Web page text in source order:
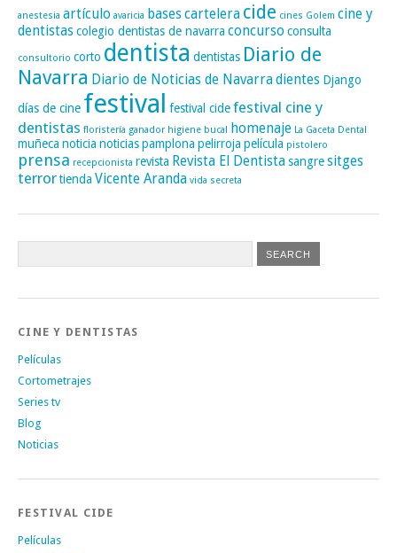
anestesia artículo avaricia basescartelera cide cines Golem cine y
dentistascolegio dentistas de navarra concurso consulta
consultorio corto dentista dentistas Diario de
Navarra Diario de Noticias de Navarradientes Django
días de cine festival festival cidefestival cine y
dentistas floristería ganador higiene bucal homenaje La Gaceta Dental
muñeca noticia noticiaspamplona pelirroja película pistolero
prensa recepcionista revista Revista El Dentistasangresitges
terrortienda Vicente Aranda vida secreta
CINE Y DENTISTAS
Películas
Cortometrajes
Series tv
Blog
Noticias
FESTIVAL CIDE
Películas